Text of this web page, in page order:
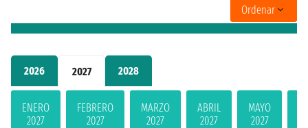
2026 2027 2028
ENERO
2027
FEBRERO
2027
MARZO
2027
ABRIL
2027
MAYO
2027
Ordenar